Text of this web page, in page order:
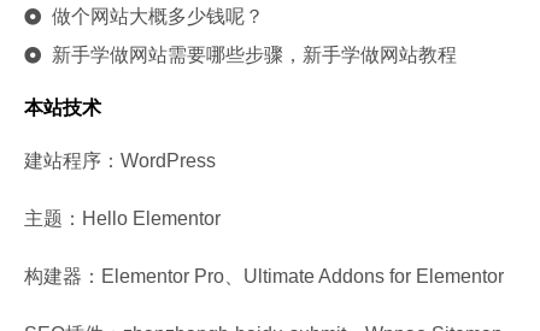
做个网站大概多少钱呢？
新手学做网站需要哪些步骤，新手学做网站教程
本站技术
建站程序：WordPress
主题：Hello Elementor
构建器：Elementor Pro、Ultimate Addons for Elementor